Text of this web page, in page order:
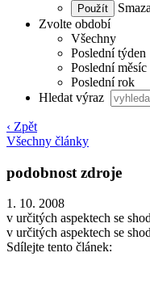
Zvolte období
Všechny
Poslední týden
Poslední měsíc
Poslední rok
Hledat výraz
‹ Zpět
Všechny články
podobnost zdroje
1. 10. 2008
v určitých aspektech se
v určitých aspektech se
Sdílejte tento článek: